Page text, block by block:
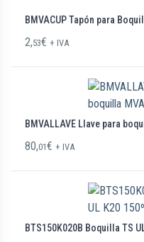
BMVACUP Tapón para
2,53€ + IVA
BMVALLAVE Llave para
80,01€ + IVA
BTS150K020B Boquilla TS